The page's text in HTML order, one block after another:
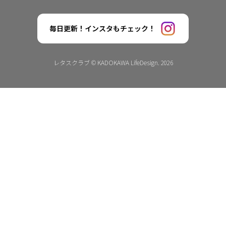
毎日更新！インスタもチェック！
レタスクラブ © KADOKAWA LifeDesign. 2026